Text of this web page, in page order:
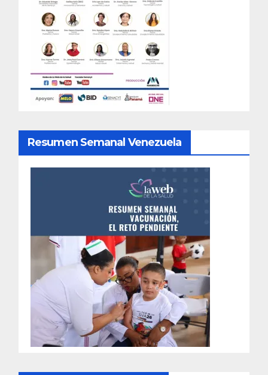
Resumen Semanal Venezuela